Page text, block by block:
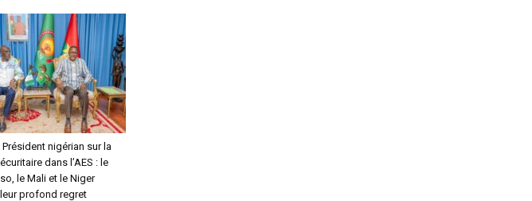
nigérian sur la
dans l’AES : le
le Mali et le Niger
profond regret